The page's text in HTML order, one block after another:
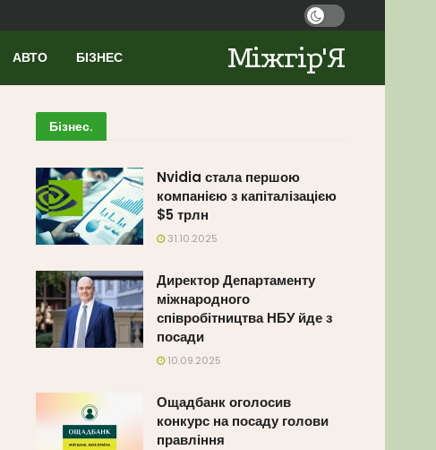
АВТО БІЗНЕС Міжгір'Я
Бізнес.
Nvidia стала першою
компанією з капіталізацією
$5 трлн
31.10.2025
Директор Департаменту
міжнародного
співробітництва НБУ йде з
посади
10.09.2025
Ощадбанк оголосив
конкурс на посаду голови
правління